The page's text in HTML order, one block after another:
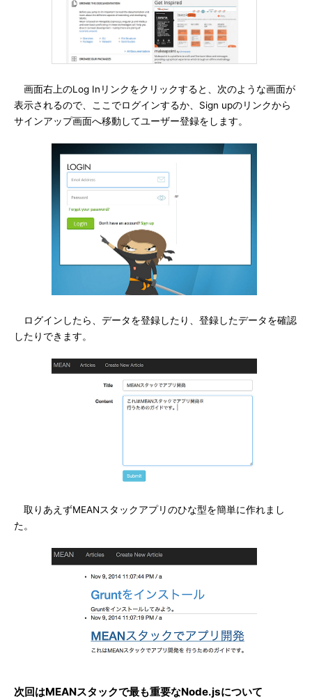
画面右上のLog Inリンクをクリックすると、次のような画面が
表示されるので、ここでログインするか、Sign upのリンクから
サインアップ画面へ移動してユーザー登録をします。
ログインしたら、データを登録したり、登録したデータを確認
したりできます。
取りあえずMEANスタックアプリのひな型を簡単に作れまし
た。
次回はMEANスタックで最も重要なNode.jsについて